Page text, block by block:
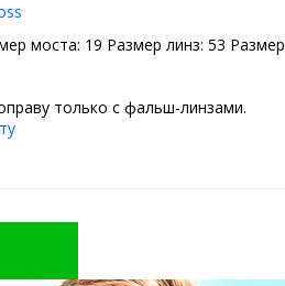
моста: 19 Размер линз: 53 Размер
только с фальш-линзами.